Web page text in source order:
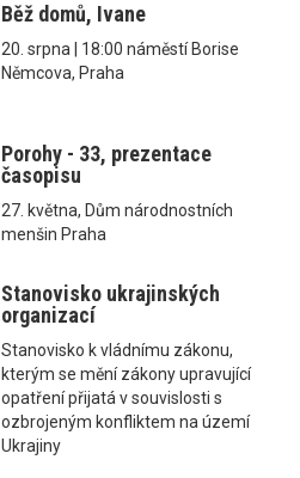
Běž domů, Ivane
20. srpna | 18:00 náměstí Borise
Němcova, Praha
Porohy - 33, prezentace
časopisu
27. května, Dům národnostních
menšin Praha
Stanovisko ukrajinských
organizací
Stanovisko k vládnímu zákonu,
kterým se mění zákony upravující
opatření přijatá v souvislosti s
ozbrojeným konfliktem na území
Ukrajiny